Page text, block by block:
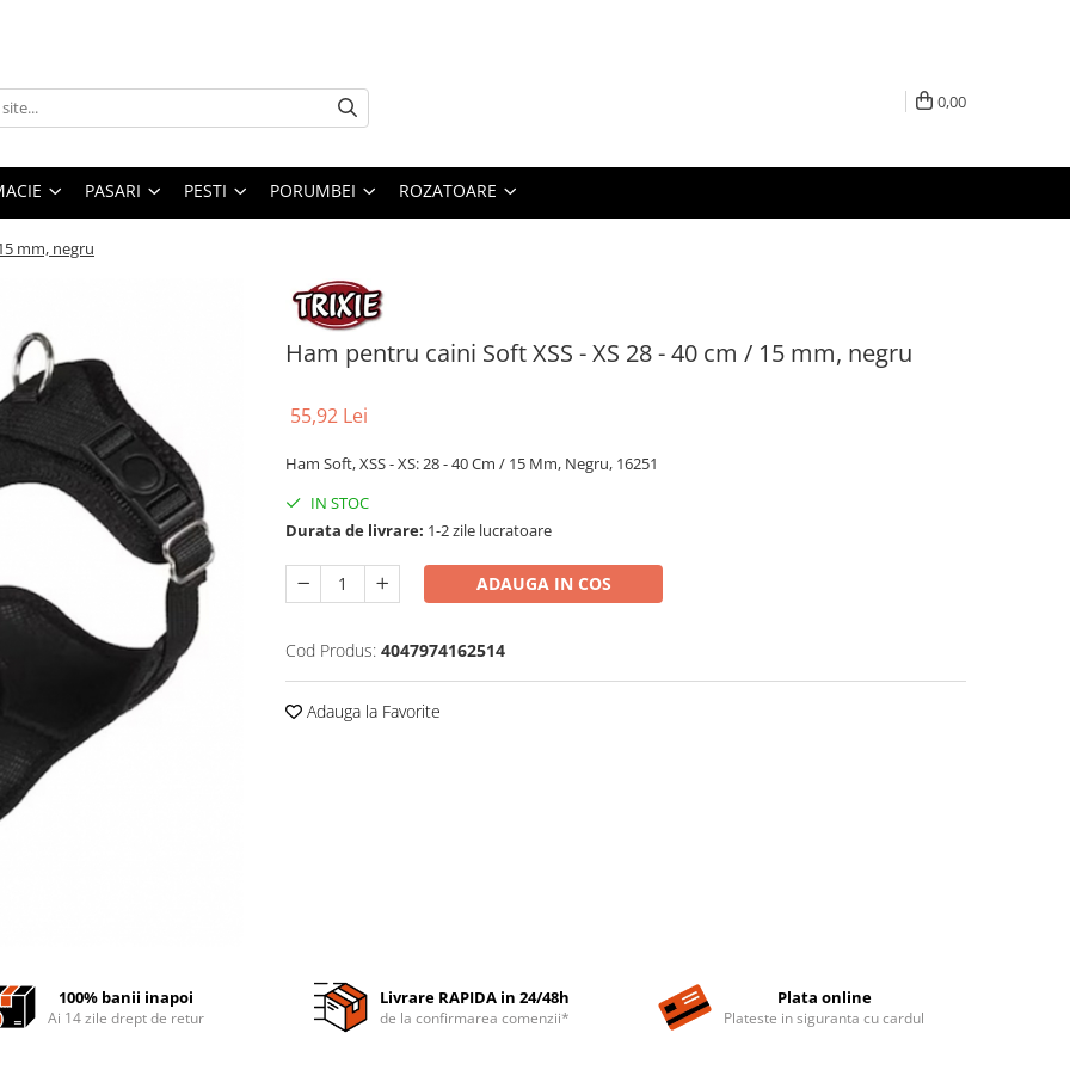
0,00
PASARI PESTI PORUMBEI ROZATOARE
mm, negru
Ham pentru caini Soft XSS - XS 28 - 40 cm / 15 mm, negru
55,92 Lei
Ham Soft, XSS - XS: 28 - 40 Cm / 15 Mm, Negru, 16251
IN STOC
Durata de livrare: 1-2 zile lucratoare
ADAUGA IN COS
Cod Produs: 4047974162514
Adauga la Favorite
100% banii inapoi
Ai 14 zile drept de retur
Livrare RAPIDA in 24/48h
de la confirmarea comenzii*
Plata online
Plateste in siguranta cu cardul